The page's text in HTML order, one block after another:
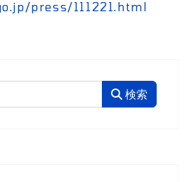
press/111221.html
検索